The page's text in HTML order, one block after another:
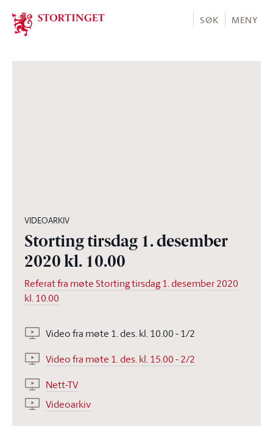
Stortinget.no
SØK MENY
VIDEOARKIV
Storting tirsdag 1. desember
2020 kl. 10.00
Referat fra møte Storting tirsdag 1. desember 2020
kl. 10.00
Video fra møte 1. des. kl. 10.00 - 1/2
Video fra møte 1. des. kl. 15.00 - 2/2
Nett-TV
Videoarkiv